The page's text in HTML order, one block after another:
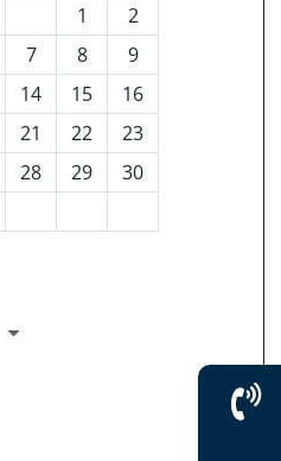
1
2
7 8
9
14 15
16
21 22
23
28 29
30